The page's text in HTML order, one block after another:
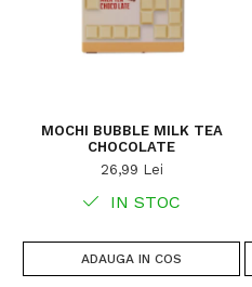
MOCHI BUBBLE MILK TEA
CHOCOLATE
26,99 Lei
IN STOC
ADAUGA IN COS